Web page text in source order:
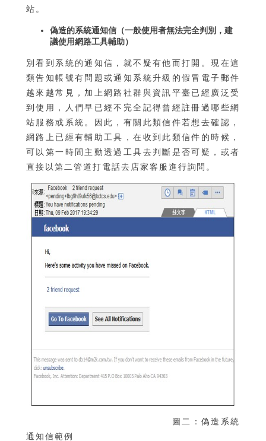
站。
偽造的系統通知信（一般使用者無法完全判別，建
議使用網路工具輔助）
別看到系統的通知信，就不疑有他而打開。現在這
類告知帳號有問題或通知系統升級的假冒電子郵件
越來越常見，加上網路社群與資訊平臺已經廣泛受
到使用，人們早已經不完全記得曾經註冊過哪些網
站服務或系統。因此，有關此類信件若想去確認，
網路上已經有輔助工具，在收到此類信件的時候，
可以第一時間主動透過工具去判斷是否可疑，或者
直接以第二管道打電話去店家客服進行詢問。
圖二：偽造系統
通知信範例